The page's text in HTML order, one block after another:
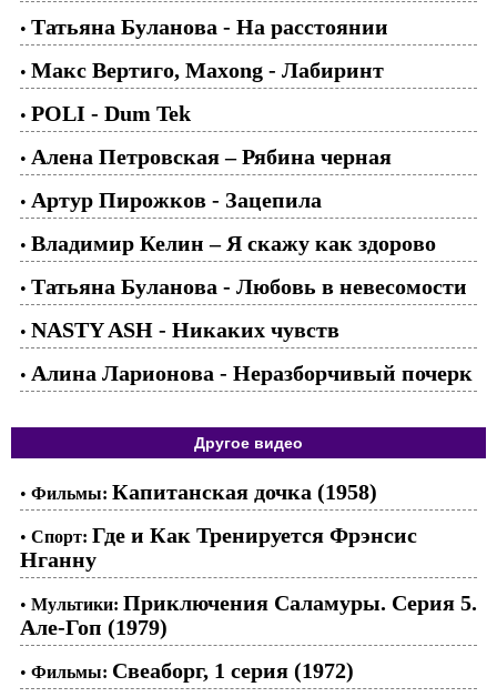
• Татьяна Буланова - На расстоянии
• Макс Вертиго, Maxong - Лабиринт
• POLI - Dum Tek
• Алена Петровская – Рябина черная
• Артур Пирожков - Зацепила
• Владимир Келин – Я скажу как здорово
• Татьяна Буланова - Любовь в невесомости
• NASTY ASH - Никаких чувств
• Алина Ларионова - Неразборчивый почерк
Другое видео
• Фильмы: Капитанская дочка (1958)
• Спорт: Где и Как Тренируется Фрэнсис
Нганну
• Мультики: Приключения Саламуры. Серия 5.
Але-Гоп (1979)
• Фильмы: Свеаборг, 1 серия (1972)